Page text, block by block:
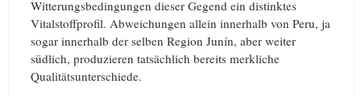
Witterungsbedingungen dieser Gegend ein distinktes
Vitalstoffprofil. Abweichungen allein innerhalb von Peru, ja
sogar innerhalb der selben Region Junín, aber weiter
südlich, produzieren tatsächlich bereits merkliche
Qualitätsunterschiede.